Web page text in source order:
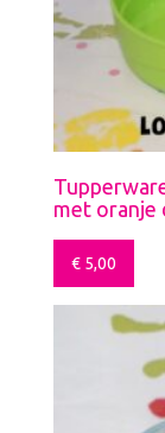
met oranje
€ 5,00